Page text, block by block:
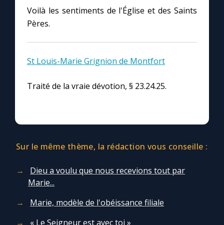
Voilà les sentiments de l'Église et des Saints
Pères.
St Louis-Marie Grignion de Montfort
Traité de la vraie dévotion, § 23.24.25.
Sur le même thème, la rédaction vous conseille :
Dieu a voulu que nous recevions tout par
Marie...
Marie, modèle de l'obéissance filiale
« Le Seigneur est avec toi »